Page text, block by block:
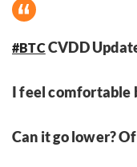
#BTCCVDD
I feel comfortable
Can it go lower?